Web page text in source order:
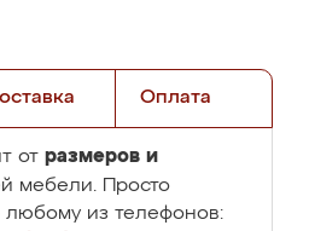
Оплата
от размеров и
мебели. Просто
любому из телефонов: